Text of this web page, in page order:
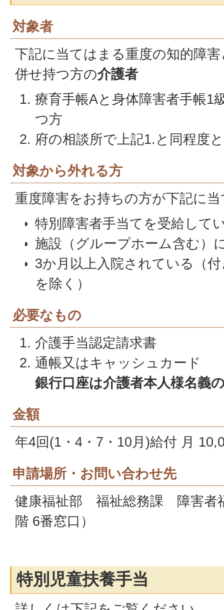
対象者
下記に当てはまる重度の知的障
併せ持つ方の介護者
療育手帳Aと身体障害者手帳1
つ方
府の相談所で上記1.と同程度
対象から外れる方
重度障害をお持ちの方が下記に
特別障害者手当てを受給して
施設（グループホーム含む）
3か月以上入院されている（
を除く）
必要なもの
介護手当認定請求書
通帳又はキャッシュカード
銀行口座は介護者本人様名義
金額
年4回(1・4・7・10月)給付 月
申請場所・お問い合わせ先
健康福祉部 福祉総務課 障害者
階 6番窓口）
特別児童扶養手当